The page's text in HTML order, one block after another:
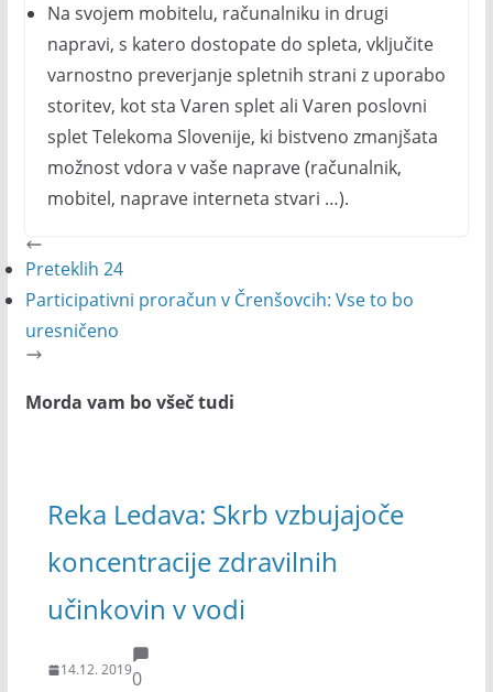
Na svojem mobitelu, računalniku in drugi
napravi, s katero dostopate do spleta, vključite
varnostno preverjanje spletnih strani z uporabo
storitev, kot sta Varen splet ali Varen poslovni
splet Telekoma Slovenije, ki bistveno zmanjšata
možnost vdora v vaše naprave (računalnik,
mobitel, naprave interneta stvari …).
Preteklih 24
Participativni proračun v Črenšovcih: Vse to bo
uresničeno
Morda vam bo všeč tudi
Reka Ledava: Skrb vzbujajoče
koncentracije zdravilnih
učinkovin v vodi
14.12. 20190